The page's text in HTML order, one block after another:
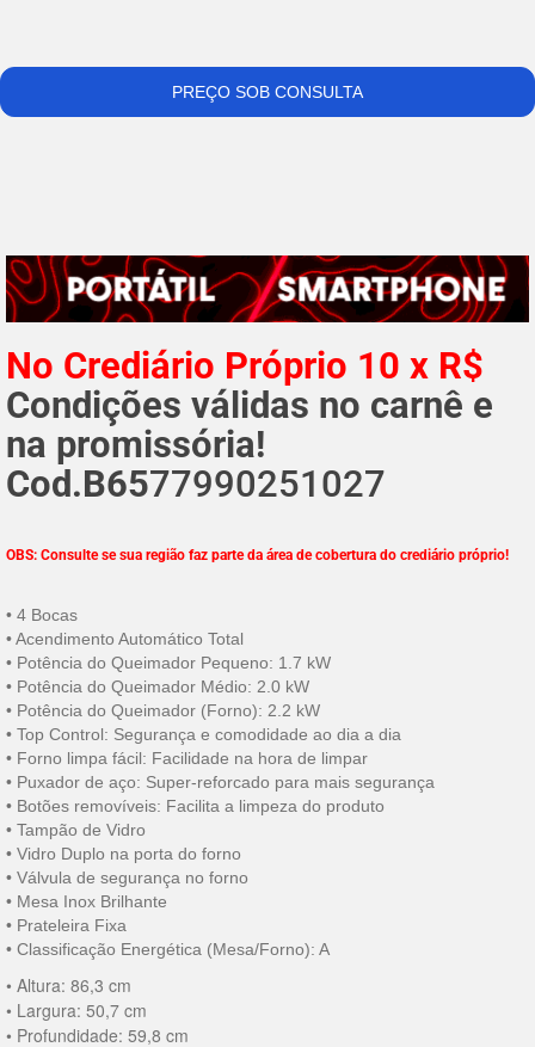
No Crediário Próprio 10 x R$
Condições válidas no carnê e
na promissória!
Cod.B6577990251027
OBS: Consulte se sua região faz parte da área de cobertura do crediário próprio!
• 4 Bocas
• Acendimento Automático Total
• Potência do Queimador Pequeno: 1.7 kW
• Potência do Queimador Médio: 2.0 kW
• Potência do Queimador (Forno): 2.2 kW
• Top Control: Segurança e comodidade ao dia a dia
• Forno limpa fácil: Facilidade na hora de limpar
• Puxador de aço: Super-reforcado para mais segurança
• Botões removíveis: Facilita a limpeza do produto
• Tampão de Vidro
• Vidro Duplo na porta do forno
• Válvula de segurança no forno
• Mesa Inox Brilhante
• Prateleira Fixa
• Classificação Energética (Mesa/Forno): A
• Altura: 86,3 cm
• Largura: 50,7 cm
• Profundidade: 59,8 cm